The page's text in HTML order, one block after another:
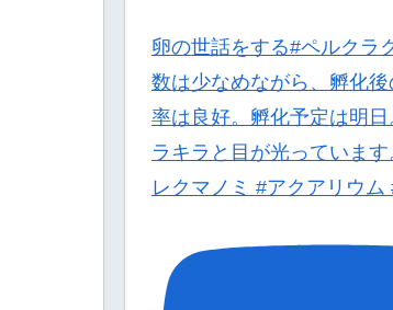
卵の世話をする#ペルクラ
数は少なめながら、孵化
率は良好。孵化予定は明
ラキラと目が光ってい
レクマノミ #アクアリウム